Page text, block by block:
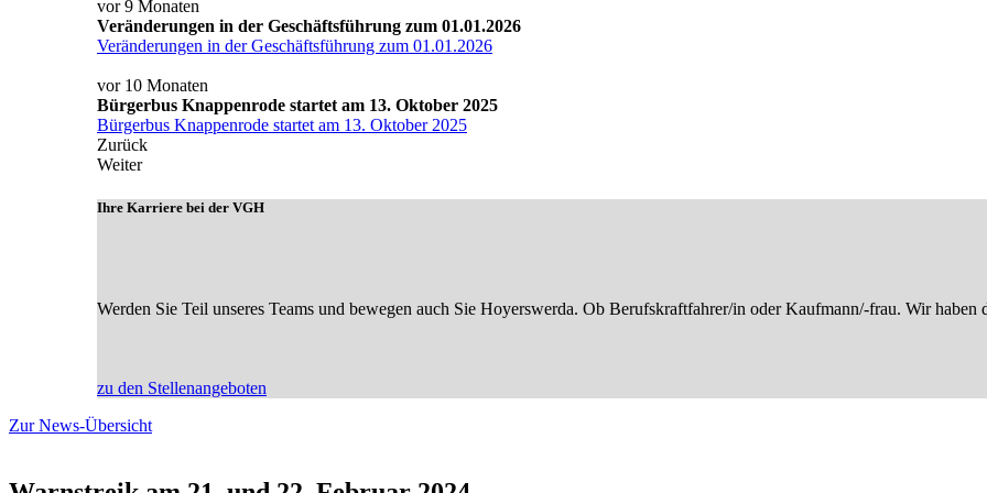
vor 9 Monaten
Veränderungen in der Geschäftsführung zum 01.01.2026
Veränderungen in der Geschäftsführung zum 01.01.2026
vor 10 Monaten
Bürgerbus Knappenrode startet am 13. Oktober 2025
Bürgerbus Knappenrode startet am 13. Oktober 2025
Zurück
Weiter
Ihre Karriere bei der VGH
Werden Sie Teil unseres Teams und bewegen auch Sie Hoyerswerda. Ob Berufskraftfahrer/in oder Kaufmann/-frau. Wir haben
zu den Stellenangeboten
Zur News-Übersicht